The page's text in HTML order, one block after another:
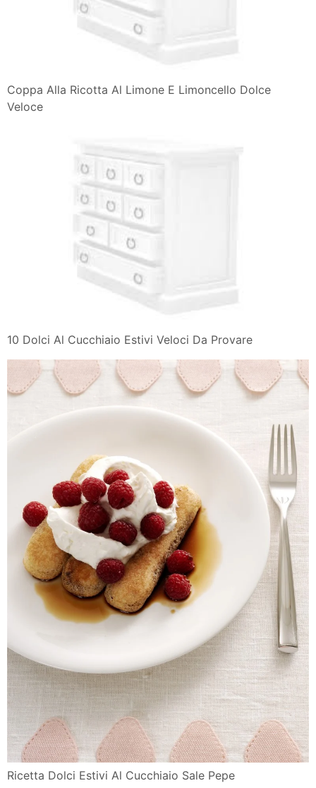
Coppa Alla Ricotta Al Limone E Limoncello Dolce
Veloce
10 Dolci Al Cucchiaio Estivi Veloci Da Provare
Ricetta Dolci Estivi Al Cucchiaio Sale Pepe